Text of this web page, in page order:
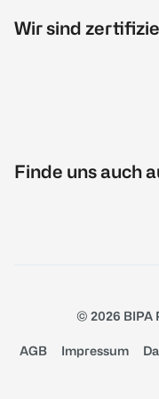
Wir sind
Finde uns auch
© 2026 BIPA
AGB Impressum